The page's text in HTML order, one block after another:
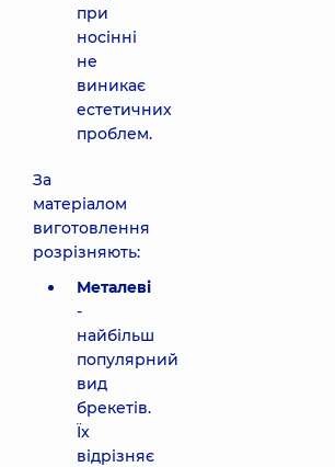
при
носінні
не
виникає
естетичних
проблем.
За
матеріалом
виготовлення
розрізняють:
Металеві
-
найбільш
популярний
вид
брекетів.
Їх
відрізняє